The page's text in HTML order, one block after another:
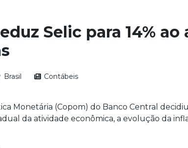
Selic para 14%
Brasil Contábeis
Monetária (Copom) do Banco Central
da atividade econômica, a evolução da